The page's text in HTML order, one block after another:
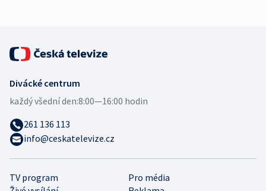
TV program
Pro média
Divácké centrum
každý všední den:8:00—16:00 hodin
261 136 113
info@ceskatelevize.cz